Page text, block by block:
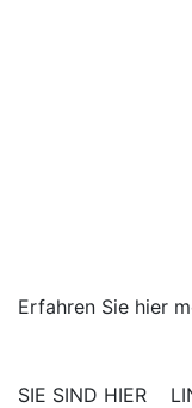
Erfahren Sie hier
SIE SIND HIER